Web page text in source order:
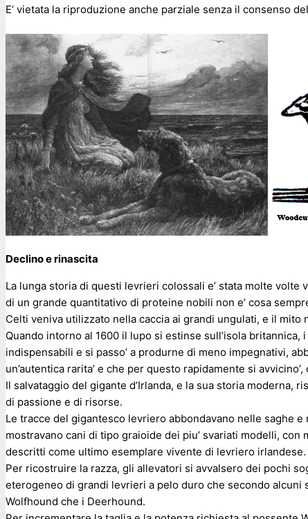
E’ vietata la riproduzione anche parziale senza il consenso
Declino e rinascita
La lunga storia di questi levrieri colossali e’ stata molte
di un grande quantitativo di proteine nobili non e’ cosa
Celti veniva utilizzato nella caccia ai grandi ungulati, e il
Quando intorno al 1600 il lupo si estinse sull’isola
indispensabili e si passo’ a produrne di meno impegnativi,
un’autentica rarita’ e che per questo rapidamente si
Il salvataggio del gigante d’Irlanda, e la sua storia moderna,
di passione e di risorse.
Le tracce del gigantesco levriero abbondavano nelle saghe
mostravano cani di tipo graioide dei piu’ svariati modelli,
descritti come ultimo esemplare vivente di levriero irlandese.
Per ricostruire la razza, gli allevatori si avvalsero dei pochi
eterogeneo di grandi levrieri a pelo duro che secondo
Wolfhound che i Deerhound.